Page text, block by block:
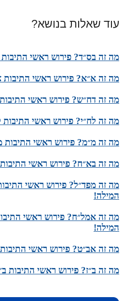
עוד שאלות בנושא?
מה זה בס״ד? פירוש ראשי
מה זה א״א? פירוש ראשי
מה זה דח״ש? פירוש ראשי
מה זה לח״י? פירוש ראשי
מה זה מ״מ? פירוש ראשי
מה זה בא״ח? פירוש ראשי
מה זה מפד״ל? פירוש ראשי
המילה!
מה זה אמל״ח? פירוש ראשי
המילה!
מה זה אב״ט? פירוש ראשי
מה זה ב״ז? פירוש ראשי התיבות